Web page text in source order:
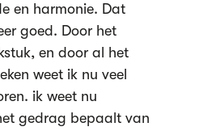
en harmonie. Dat
goed. Door het
en door al het
weet ik nu veel
ik weet nu
gedrag bepaalt van